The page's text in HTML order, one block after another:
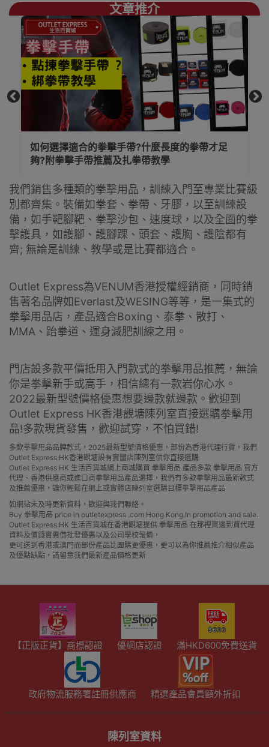
文章推介
度的拳帶才足
【買拳套前必看】拳套OZ點揀先
套分不同OZ意義？多款初中高泰
我們銷售多種類的拳擊用品，訓練入門至專業比賽級
別都齊集。裝備如拳套、拳帶、牙膠，以至訓練設
備，如手靶腳靶、拳擊沙包、速度球，以及全面的拳
擊護具，如護腳、護腳踝、頭套、護胸、護陰都有
齊; 無論是訓練、教學或是比賽都適合。
Outlet Express為VENUM香港授權經銷商，同時銷
售著名品牌如Everlast及WESING等等，是一集式的
拳擊用品店，產品適合Boxing、泰拳、散打、
MMA、跆拳道、運身減肥訓練之用。
門店設多款平價抵用入門款式的拳擊用品推薦， 無論
你是拳擊新手或高手，相信總有一款岩你心水。
2022最新型號價格優惠想要邊款就邊款。 歡迎到
Outlet Express HK香港觀塘陳列室直接選購拳擊用
品!多款現貨發售，歡迎試穿，不怕買錯!
多款拳擊用品品牌款式，2025最新型號價格優惠，部份為香港代理行貨，我們
Outlet Express HK香港觀塘設有實體店陳列室供你直接選購
Outlet Express HK 生活百貨城網上商城購買 拳擊用品 產品多款 拳擊用品 官方
代理、香港供應商或進口商拳擊用品產品選擇，我們有多款拳擊用品最新款式
及推薦優惠，讓你輕鬆在網上或實體店陳列室選購目標拳擊用品產品
如網站未及時更新資料，歡迎與我們聯絡。
Buy 拳擊用品 price in outletexpress .com Hong Kong.In promotion and sale.
Outlet Express HK 生活百貨城在香港觀塘提供 拳擊用品 在那裡買邊到買代理
資料及價錢實惠借批發優惠以及公司學校報價，
更可送到香港或澳門而部份產品比團購更優惠，更可以為你推薦推介相似產品
及優點缺點，請留意我們最新產品價格更新
【正版正貨】商標認證 優網店認證 滿HKD600免費送貨
政府物流服務署註冊供應商 精選產品會員額外折扣
陳列室資料